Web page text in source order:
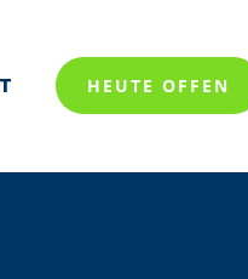
HEUTE OFFEN